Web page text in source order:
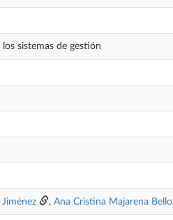
sistemas de gestión
, Ana Cristina Majarena Bello